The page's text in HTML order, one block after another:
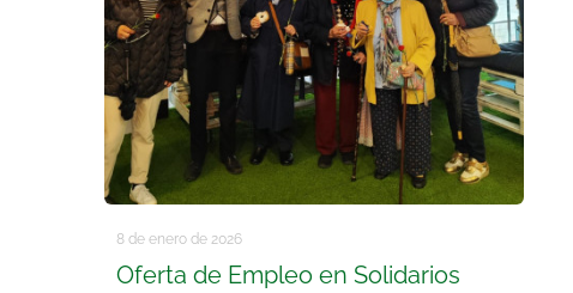
8 de enero de 2026
Oferta de Empleo en Solidarios